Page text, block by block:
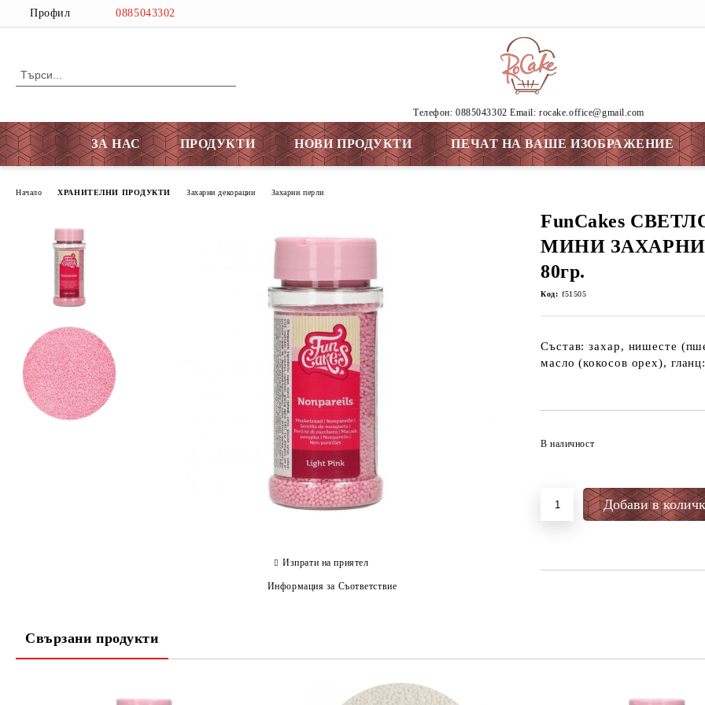
Профил 0885043302
Tелефон: 0885043302 Email: rocake.office@gmail.com
ЗА НАС ПРОДУКТИ НОВИ ПРОДУКТИ ПЕЧАТ НА ВАШЕ ИЗОБРАЖЕНИЕ
Начало ХРАНИТЕЛНИ ПРОДУКТИ Захарни декорации Захарни перли
FunCakes
МИНИ ЗАХАРНИ
80гр.
Код: f51505
Състав: захар, нишесте
масло (кокосов орех),
В наличност
Изпрати на приятел
Информация за Съответствие
Свързани продукти